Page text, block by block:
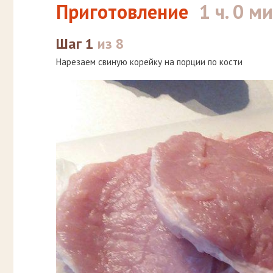
Приготовление 1 ч. 0
Шаг 1 из 8
Нарезаем свиную корейку на порции по кости